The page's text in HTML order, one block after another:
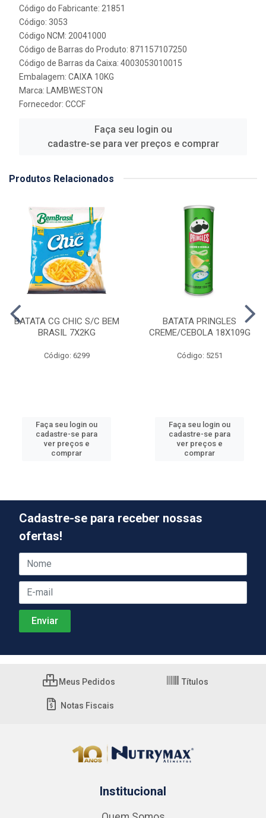
Código do Fabricante: 21851
Código: 3053
Código NCM: 20041000
Código de Barras do Produto: 871157107250
Código de Barras da Caixa: 4003053010015
Embalagem: CAIXA 10KG
Marca:
LAMBWESTON
Fornecedor: CCCF
Faça seu login ou
cadastre-se para ver preços e comprar
Produtos Relacionados
BATATA CG CHIC S/C BEM
BRASIL 7X2KG
Código: 6299
Faça seu login ou
cadastre-se para
ver preços e
comprar
BATATA PRINGLES
CREME/CEBOLA 18X109G
Código: 5251
Faça seu login ou
cadastre-se para
ver preços e
comprar
Cadastre-se para receber nossas
ofertas!
Meus Pedidos Títulos
Notas Fiscais
Institucional